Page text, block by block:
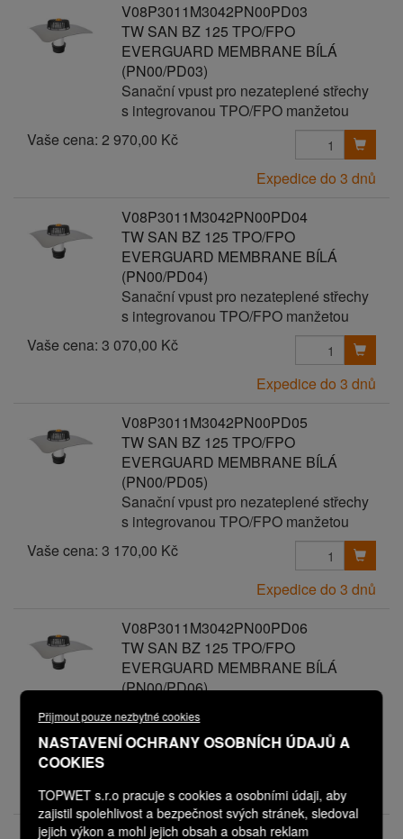
Přijmout pouze nezbytné cookies
NASTAVENÍ OCHRANY OSOBNÍCH ÚDAJŮ A
COOKIES
TOPWET s.r.o pracuje s cookies a osobními údaji, aby
zajistil spolehlivost a bezpečnost svých stránek, sledoval
jejich výkon a mohl jejich obsah a obsah reklam
V08P3011M3042PN00PD03
TW SAN BZ 125 TPO/FPO
EVERGUARD MEMBRANE BÍLÁ
(PN00/PD03)
Sanační vpust pro nezateplené střechy
s integrovanou TPO/FPO manžetou
Vaše cena: 2 970,00 Kč
Expedice do 3 dnů
V08P3011M3042PN00PD04
TW SAN BZ 125 TPO/FPO
EVERGUARD MEMBRANE BÍLÁ
(PN00/PD04)
Sanační vpust pro nezateplené střechy
s integrovanou TPO/FPO manžetou
Vaše cena: 3 070,00 Kč
Expedice do 3 dnů
V08P3011M3042PN00PD05
TW SAN BZ 125 TPO/FPO
EVERGUARD MEMBRANE BÍLÁ
(PN00/PD05)
Sanační vpust pro nezateplené střechy
s integrovanou TPO/FPO manžetou
Vaše cena: 3 170,00 Kč
Expedice do 3 dnů
V08P3011M3042PN00PD06
TW SAN BZ 125 TPO/FPO
EVERGUARD MEMBRANE BÍLÁ
(PN00/PD06)
s integrovanou TPO/FPO manžetou
Vaše cena:3 270,00 Kč
Expedice do 3 dnů
V08P3011M3043PN00PD00